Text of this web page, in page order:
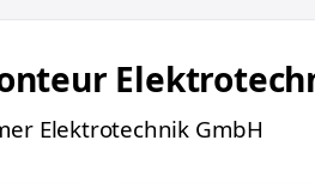
(m/w/d)
Elektrotechnik GmbH